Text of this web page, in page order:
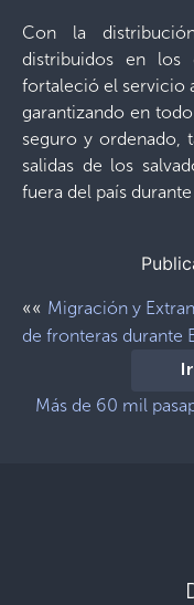
Con la
distribuidos en los
fortaleció el servicio
garantizando en
seguro y ordenado,
salidas de los
fuera del país
«« Migración y
de fronteras durante
Más de 60 mil